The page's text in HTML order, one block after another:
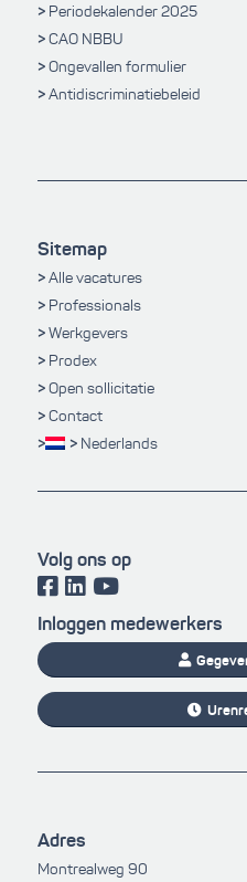
Periodekalender 2025
CAO NBBU
Ongevallen formulier
Antidiscriminatiebeleid
Sitemap
Alle vacatures
Professionals
Werkgevers
Prodex
Open sollicitatie
Contact
Nederlands
Volg ons op
Inloggen medewerkers
Adres
Montrealweg 90